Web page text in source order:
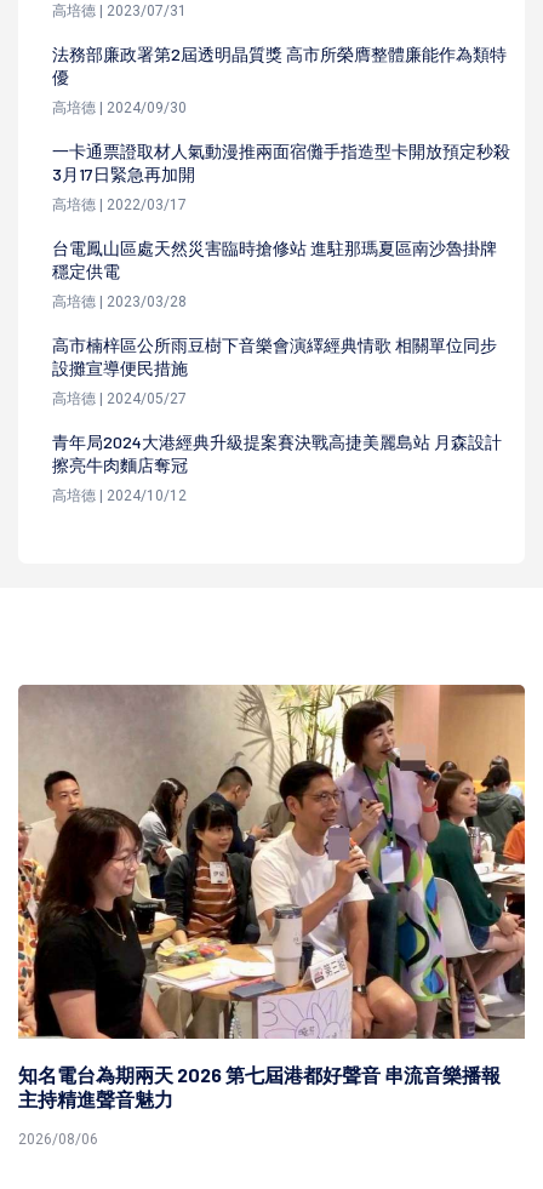
高培德 | 2023/07/31
法務部廉政署第2屆透明晶質獎 高市所榮膺整體廉能作為類特
優
高培德 | 2024/09/30
一卡通票證取材人氣動漫推兩面宿儺手指造型卡開放預定秒殺
3月17日緊急再加開
高培德 | 2022/03/17
台電鳳山區處天然災害臨時搶修站 進駐那瑪夏區南沙魯掛牌
穩定供電
高培德 | 2023/03/28
高市楠梓區公所雨豆樹下音樂會演繹經典情歌 相關單位同步
設攤宣導便民措施
高培德 | 2024/05/27
青年局2024大港經典升級提案賽決戰高捷美麗島站 月森設計
擦亮牛肉麵店奪冠
高培德 | 2024/10/12
知名電台為期兩天 2026 第七屆港都好聲音 串流音樂播報
主持精進聲音魅力
2026/08/06